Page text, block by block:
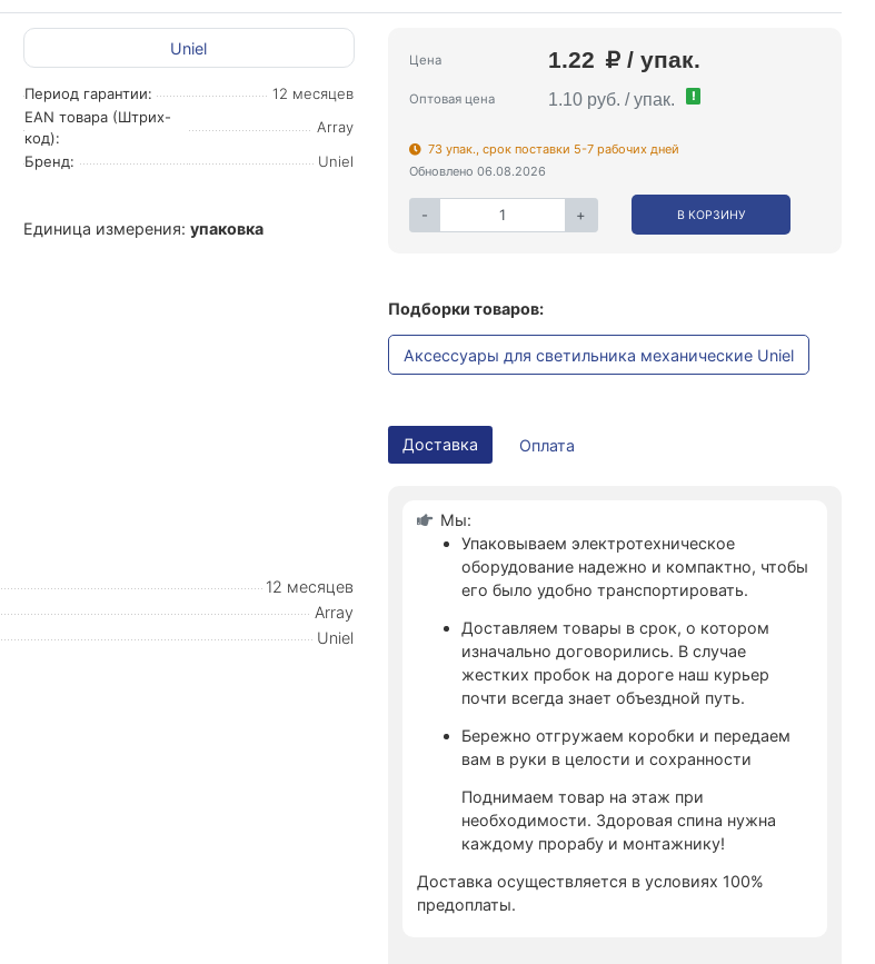
Uniel
Период гарантии:
12 месяцев
EAN товара (Штрих-
код):
Array
Бренд:
Uniel
Единица измерения: упаковка
Цена 1.22 / упак.
Оптовая цена 1.10 руб. / упак. !
73 упак., срок поставки 5-7 рабочих дней
Обновлено 06.08.2026
- + В КОРЗИНУ
Подборки товаров:
Аксессуары для светильника механические Uniel
Доставка Оплата
Мы:
Упаковываем электротехническое
оборудование надежно и компактно, чтобы
его было удобно транспортировать.
Доставляем товары в срок, о котором
изначально договорились. В случае
жестких пробок на дороге наш курьер
почти всегда знает объездной путь.
Бережно отгружаем коробки и передаем
вам в руки в целости и сохранности
Поднимаем товар на этаж при
необходимости. Здоровая спина нужна
каждому прорабу и монтажнику!
Доставка осуществляется в условиях 100%
предоплаты.
12 месяцев
Array
Uniel